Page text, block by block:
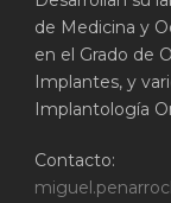
de Medicina y
en el Grado de
Implantes, y
Implantología
Contacto: